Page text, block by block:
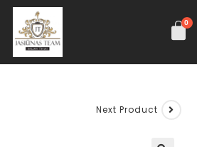
0
Next Product